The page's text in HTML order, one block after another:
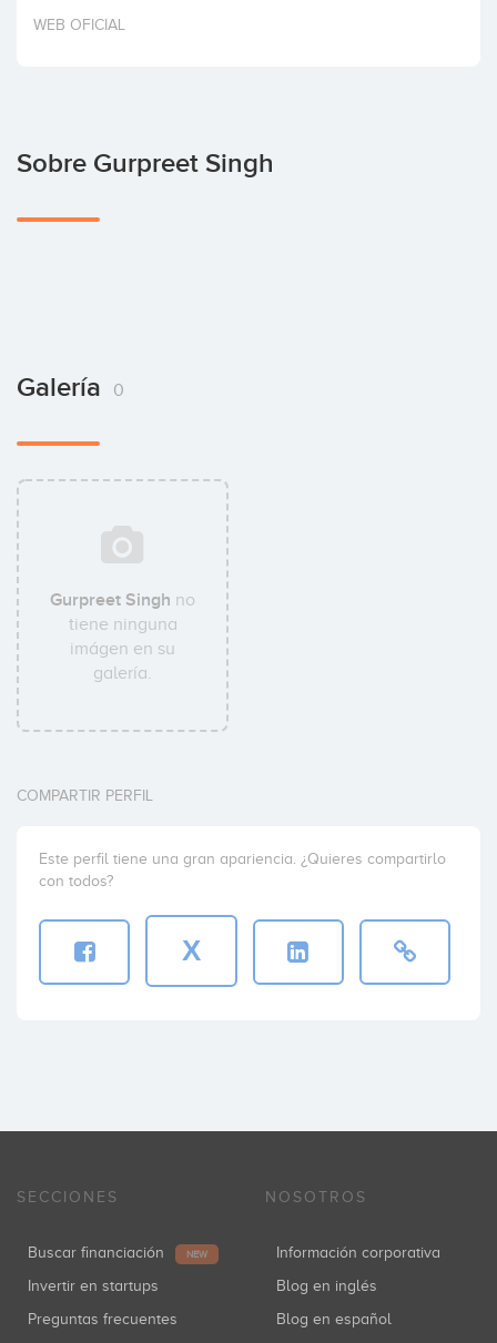
Invertir
WEB OFICIAL
Sobre Gurpreet Singh
Galería 0
Gurpreet Singh no
tiene ninguna
imágen en su
galería.
COMPARTIR PERFIL
Este perfil tiene una gran apariencia. ¿Quieres compartirlo
con todos?
X
SECCIONES
Buscar financiación NEW
Invertir en startups
Preguntas frecuentes
NOSOTROS
Información corporativa
Blog en inglés
Blog en español